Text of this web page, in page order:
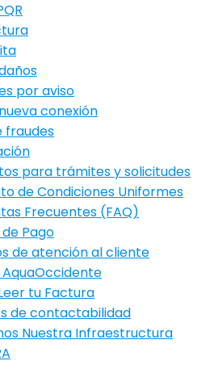
por aviso
conexión
fraudes
para trámites y solicitudes
de Condiciones Uniformes
Frecuentes (FAQ)
Pago
de atención al cliente
tu Factura
de contactabilidad
Nuestra Infraestructura